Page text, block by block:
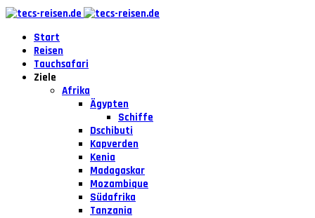
Start
Reisen
Tauchsafari
Ziele
Afrika
Ägypten
Schiffe
Dschibuti
Kapverden
Kenia
Madagaskar
Mozambique
Südafrika
Tanzania